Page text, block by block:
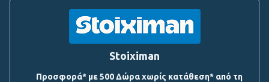
Stoiximan
Προσφορά* με 500 Δώρα χωρίς κατάθεση* από τη